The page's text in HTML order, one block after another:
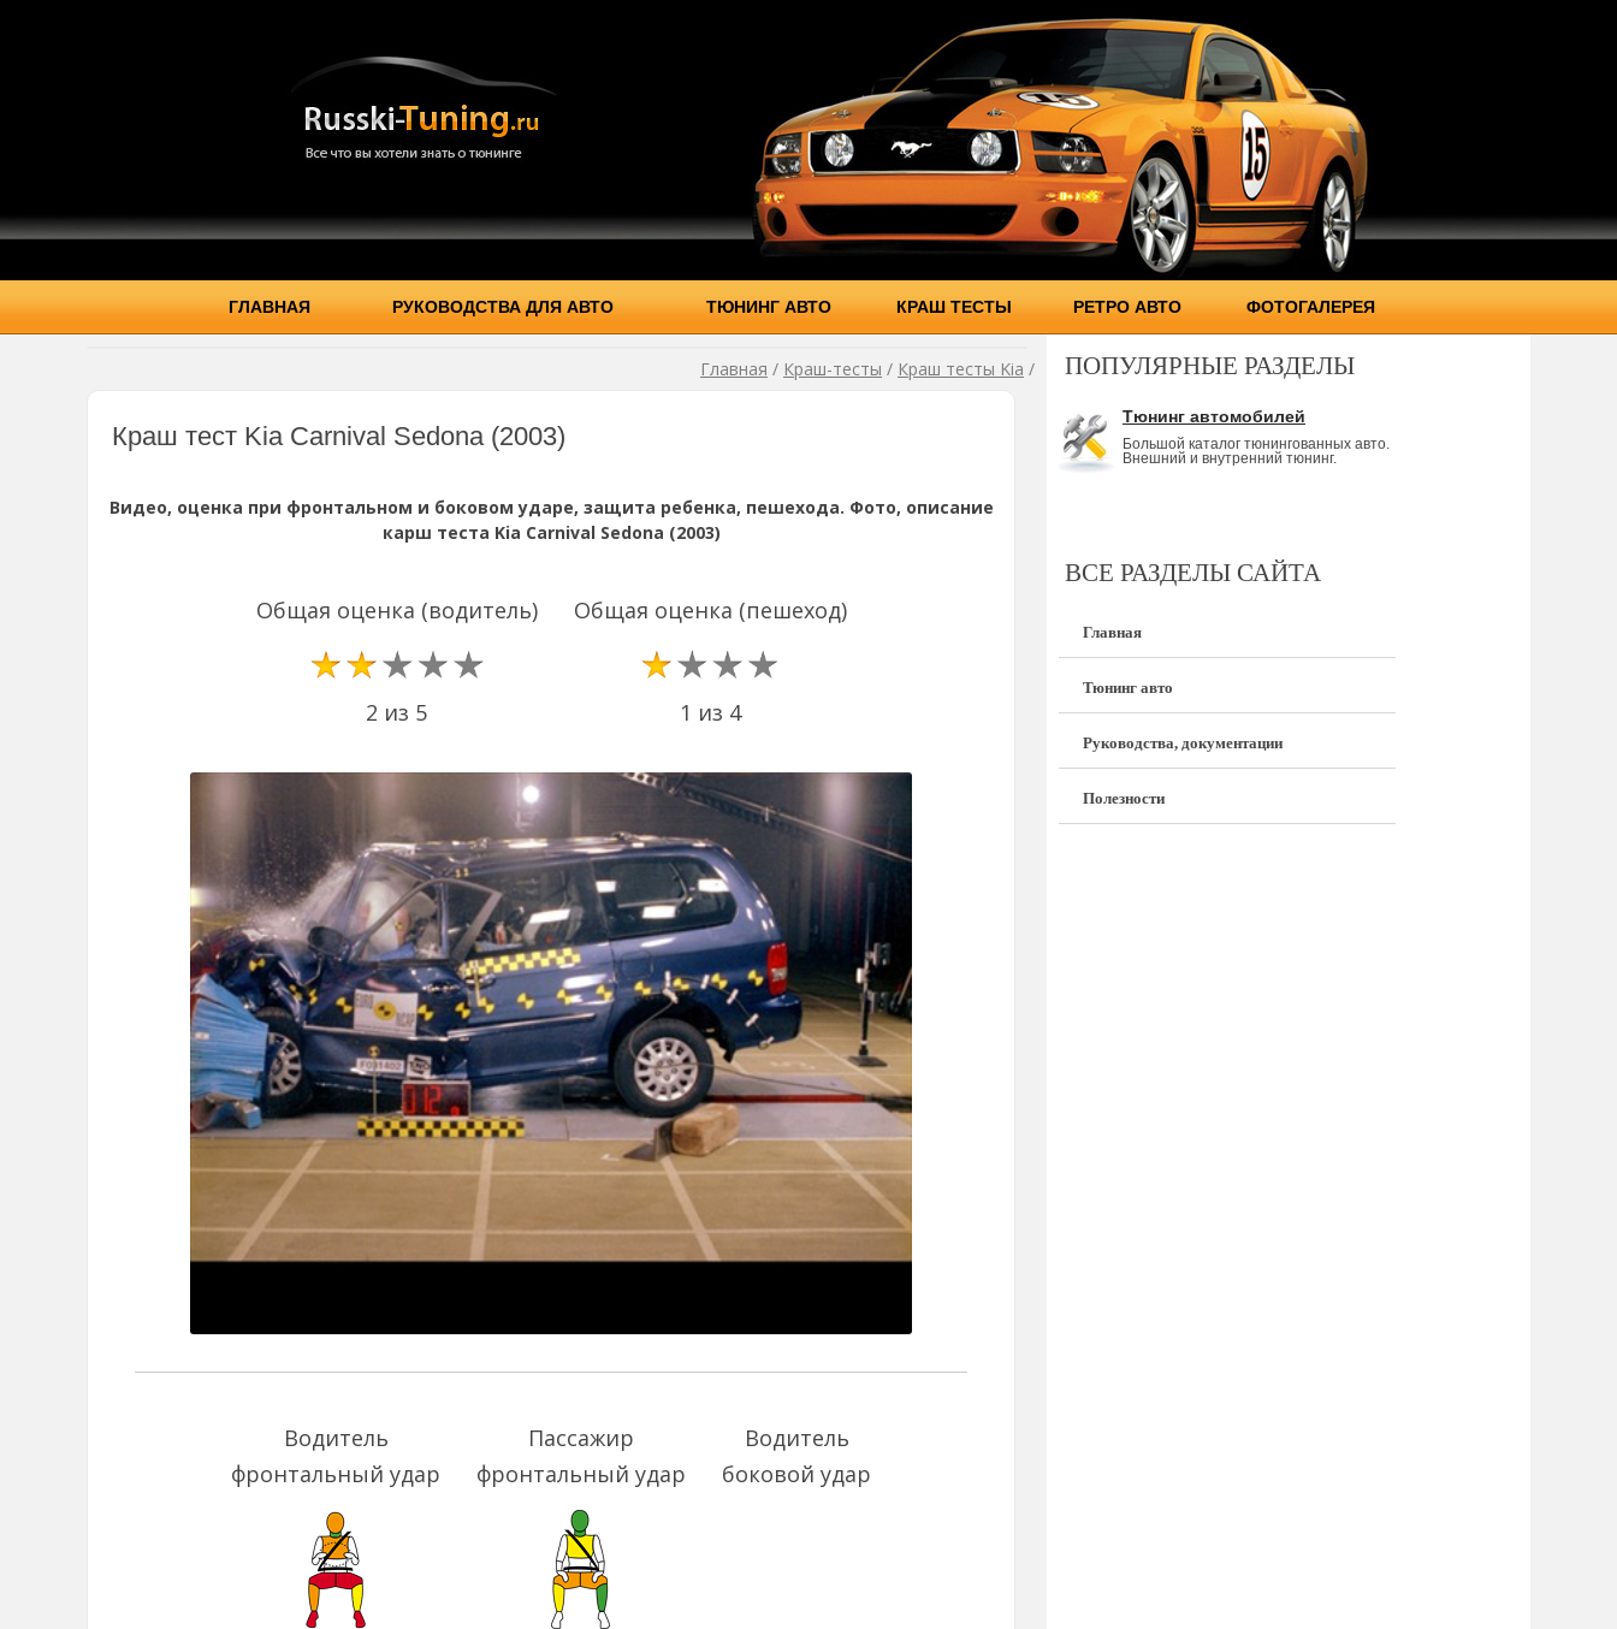
ГЛАВНАЯ РУКОВОДСТВА ДЛЯ АВТО ТЮНИНГ АВТО КРАШ ТЕСТЫ РЕТРО АВТО ФОТОГАЛЕРЕЯ
Главная / Краш-тесты / Краш тесты Kia /
Краш тест Kia Carnival Sedona (2003)
Видео, оценка при фронтальном и боковом ударе, защита ребенка, пешехода. Фото, описание
карш теста Kia Carnival Sedona (2003)
Общая оценка (водитель)
2 из 5
Общая оценка (пешеход)
1 из 4
Водитель
фронтальный удар
Пассажир
фронтальный удар
Водитель
боковой удар
ПОПУЛЯРНЫЕ РАЗДЕЛЫ
Тюнинг автомобилей
Большой каталог тюнингованных авто.
Внешний и внутренний тюнинг.
ВСЕ РАЗДЕЛЫ САЙТА
Главная
Тюнинг авто
Руководства, документации
Полезности